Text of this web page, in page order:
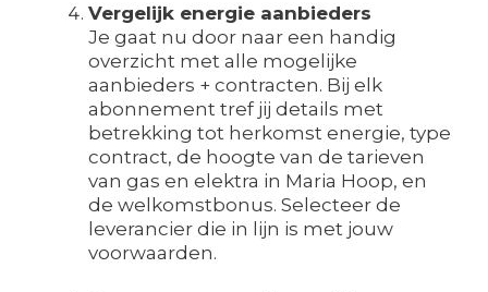
Vergelijk energie aanbieders
Je gaat nu door naar een handig
overzicht met alle mogelijke
aanbieders + contracten. Bij elk
abonnement tref jij details met
betrekking tot herkomst energie, type
contract, de hoogte van de tarieven
van gas en elektra in Maria Hoop, en
de welkomstbonus. Selecteer de
leverancier die in lijn is met jouw
voorwaarden.